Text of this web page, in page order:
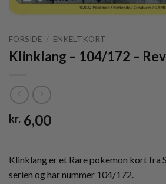
FORSIDE / ENKELTKORT
Klinklang – 104/172 –
kr. 6,00
Klinklang er et Rare pokemon kort fra
serien og har nummer 104/172.